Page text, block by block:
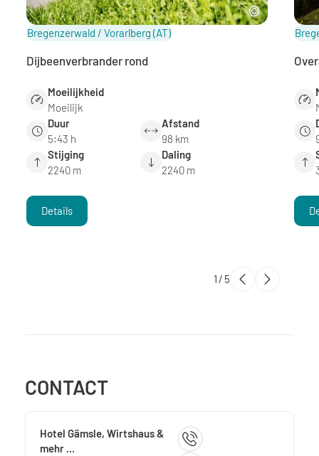
Bregenzerwald / Vorarlberg (AT)
Dijbeenverbrander rond
Moeilijkheid
Moeilijk
Duur
5:43 h
Afstand
98 km
Stijging
2240 m
Daling
2240 m
Details
1 / 5
CONTACT
Hotel Gämsle, Wirtshaus &
mehr ...